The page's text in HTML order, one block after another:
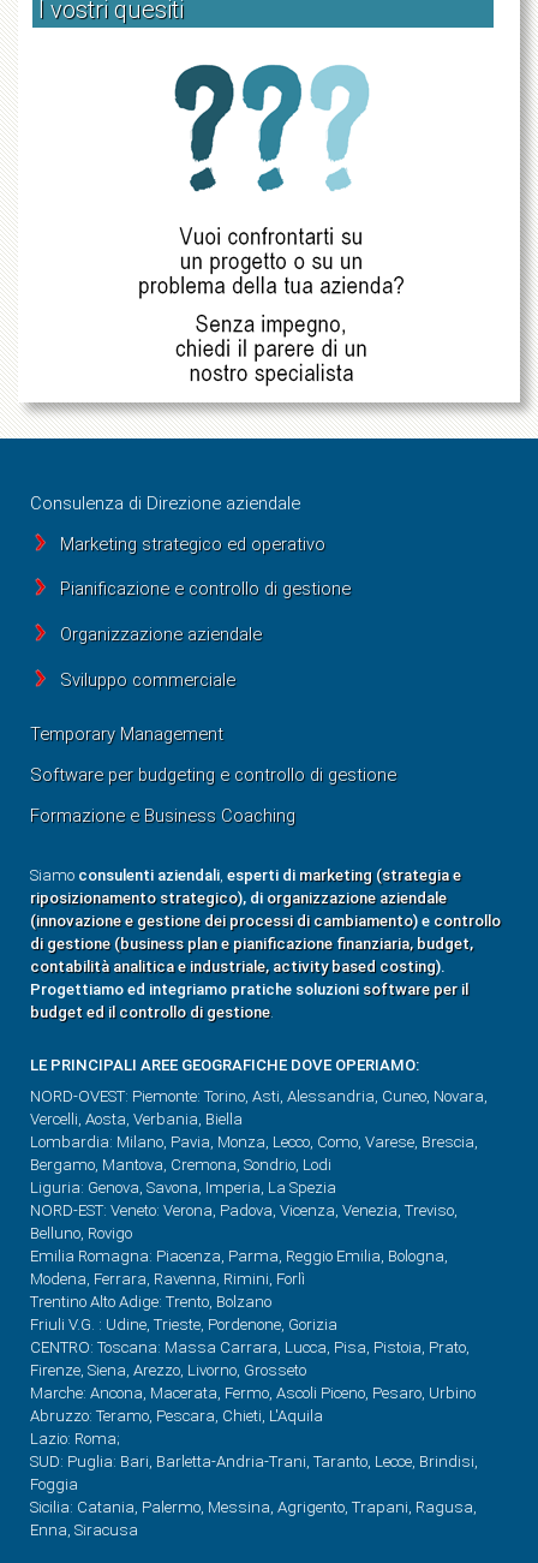
I vostri quesiti
Consulenza di Direzione aziendale
Marketing strategico ed operativo
Pianificazione e controllo di gestione
Organizzazione aziendale
Sviluppo commerciale
Temporary Management
Software per budgeting e controllo di gestione
Formazione e Business Coaching
Siamo consulenti aziendali esperti di marketing (strategia e
riposizionamento strategico), di organizzazione aziendale
(innovazione e gestione dei processi di cambiamento) e controllo
di gestione (business plan e pianificazione finanziaria, budget,
contabilità analitica e industriale, activity based costing).
Progettiamo ed integriamo pratiche soluzioni software per il
budget ed il controllo di gestione.
LE PRINCIPALI AREE GEOGRAFICHE DOVE OPERIAMO:
NORD-OVEST: Piemonte: Torino, Asti, Alessandria, Cuneo, Novara,
Vercelli, Aosta, Verbania, Biella
Lombardia: Milano, Pavia, Monza, Lecco, Como, Varese, Brescia,
Bergamo, Mantova, Cremona, Sondrio, Lodi
Liguria: Genova, Savona, Imperia, La Spezia
NORD-EST: Veneto: Verona, Padova, Vicenza, Venezia, Treviso,
Belluno, Rovigo
Emilia Romagna: Piacenza, Parma, Reggio Emilia, Bologna,
Modena, Ferrara, Ravenna, Rimini, Forlì
Trentino Alto Adige: Trento, Bolzano
Friuli V.G. : Udine, Trieste, Pordenone, Gorizia
CENTRO: Toscana: Massa Carrara, Lucca, Pisa, Pistoia, Prato,
Firenze, Siena, Arezzo, Livorno, Grosseto
Marche: Ancona, Macerata, Fermo, Ascoli Piceno, Pesaro, Urbino
Abruzzo: Teramo, Pescara, Chieti, L'Aquila
Lazio: Roma;
SUD: Puglia: Bari, Barletta-Andria-Trani, Taranto, Lecce, Brindisi,
Foggia
Sicilia: Catania, Palermo, Messina, Agrigento, Trapani, Ragusa,
Enna, Siracusa